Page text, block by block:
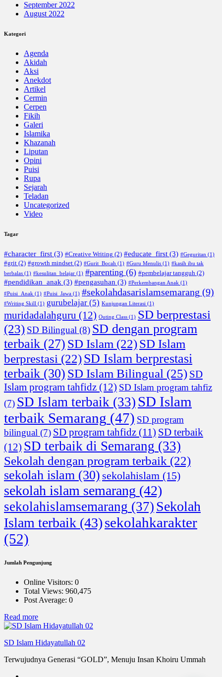
September 2022
August 2022
Kategori
Agenda
Akidah
Aksi
Anekdot
Artikel
Cermin
Cerpen
Fikih
Galeri
Islamika
Khazanah
Liputan
Opini
Puisi
Rupa
Sejarah
Teladan
Uncategorized
Video
Tagar
#character_first (3) #Creative Writing (2) #educate_first (3) #Geguritan (1)
#grit (2) #growth mindset (2) #Gurit_Bocah (1) #Guru Menulis (1) #kasih ibu tak
berbalas (1) #kesulitan_belajar (1) #parenting (6) #pembelajar tangguh (2)
#pendidikan_anak (3) #pengasuhan (3) #Perkembangan Anak (1)
#Puisi_Anak (1) #Puisi_Jawa (1) #sekolahdasarislamsemarang (9)
#Writing Skill (1) gurubelajar (5) Kunjungan Literasi (1)
muridadalahguru (12) Outing Class (1) SD berprestasi
(23) SD Bilingual (8) SD dengan program
terbaik (27) SD Islam (22)SD Islam
berprestasi (22)SD Islam berprestasi
terbaik (30) SD Islam Bilingual (25) SD
Islam program tahfidz (12) SD Islam program tahfiz
(7) SD Islam terbaik (33) SD Islam
terbaik Semarang (47) SD program
bilingual (7) SD program tahfidz (11) SD terbaik
(12) SD terbaik di Semarang (33)
Sekolah dengan program terbaik (22)
sekolah islam (30) sekolahislam (15)
sekolah islam semarang (42)
sekolahislamsemarang (37) Sekolah
Islam terbaik (43)sekolahkarakter
(52)
Jumlah Pengunjung
Online Visitors: 0
Total Views: 960,475
Post Average: 0
Read more:
Dukungan
Teman
SD Islam Hidayatullah 02
Terwujudnya Generasi “GOLD”, Menuju Insan Khoiru Ummah